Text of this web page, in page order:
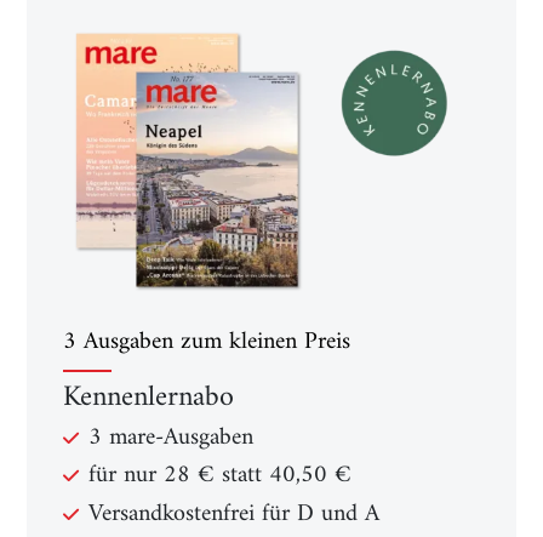
3 Ausgaben zum kleinen Preis
Kennenlernabo
3 mare-Ausgaben
für nur 28 € statt 40,50 €
Versandkostenfrei für D und A